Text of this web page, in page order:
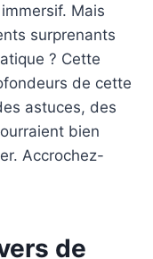
Mais
surprenants
? Cette
de cette
astuces, des
bien
Accrochez-
de